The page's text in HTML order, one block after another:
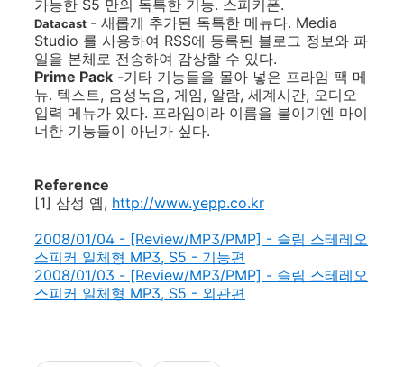
가능한 S5 만의 독특한 기능. 스피커폰.
Datacast - 새롭게 추가된 독특한 메뉴다. Media
Studio 를 사용하여 RSS에 등록된 블로그 정보와 파
일을 본체로 전송하여 감상할 수 있다.
Prime Pack -기타 기능들을 몰아 넣은 프라임 팩 메
뉴. 텍스트, 음성녹음, 게임, 알람, 세계시간, 오디오
입력 메뉴가 있다. 프라임이라 이름을 붙이기엔 마이
너한 기능들이 아닌가 싶다.
Reference
[1] 삼성 옙, http://www.yepp.co.kr
2008/01/04 - [Review/MP3/PMP] - 슬림 스테레오
스피커 일체형 MP3, S5 - 기능편
2008/01/03 - [Review/MP3/PMP] - 슬림 스테레오
스피커 일체형 MP3, S5 - 외관편